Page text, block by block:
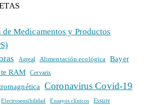
Medicamentos y Productos
Agreal Alimentación ecológica Bayer
RAM Cervarix
Coronavirus Covid-19
Electrosensibilidad Ensayos clínicos Essure